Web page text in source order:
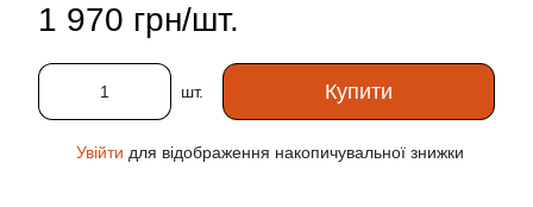
1 970 грн/шт.
шт. Купити
Увійти для відображення накопичувальної знижки